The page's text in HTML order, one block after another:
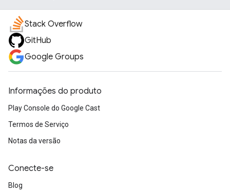
Stack Overflow
GitHub
Google Groups
Informações do produto
Play Console do Google Cast
Termos de Serviço
Notas da versão
Conecte-se
Blog